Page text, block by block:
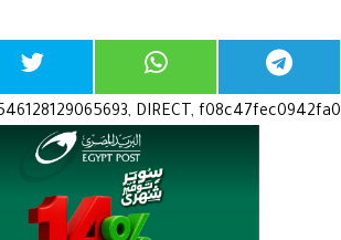
DIRECT, f08c47fec0942fa0